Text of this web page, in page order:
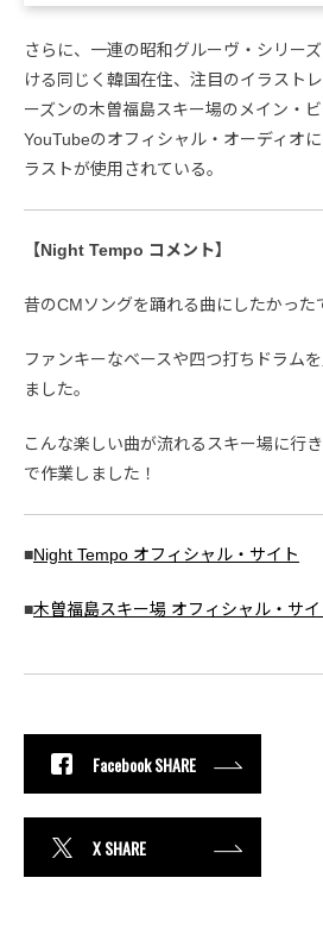
さらに、一連の昭和グルーヴ・シリー
ける同じく韓国在住、注目のイラスト
ーズンの木曽福島スキー場のメイン・ビ
YouTubeのオフィシャル・オーディオ
ラストが使用されている。
【Night Tempo コメント】
昔のCMソングを踊れる曲にしたかった
ファンキーなベースや四つ打ちドラム
ました。
こんな楽しい曲が流れるスキー場に行
で作業しました！
■Night Tempo オフィシャル・サイト
■木曽福島スキー場 オフィシャル・サイ
Facebook SHARE
X SHARE